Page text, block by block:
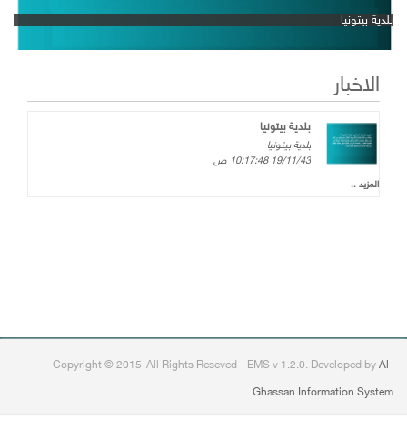
بلدية بيتونيا
الاخبار
بلدية بيتونيا
بلدية بيتونيا
19/11/43 10:17:48 ص
المزيد ..
Copyright © 2015-All Rights Reseved - EMS v 1.2.0. Developed by Al-
Ghassan Information System